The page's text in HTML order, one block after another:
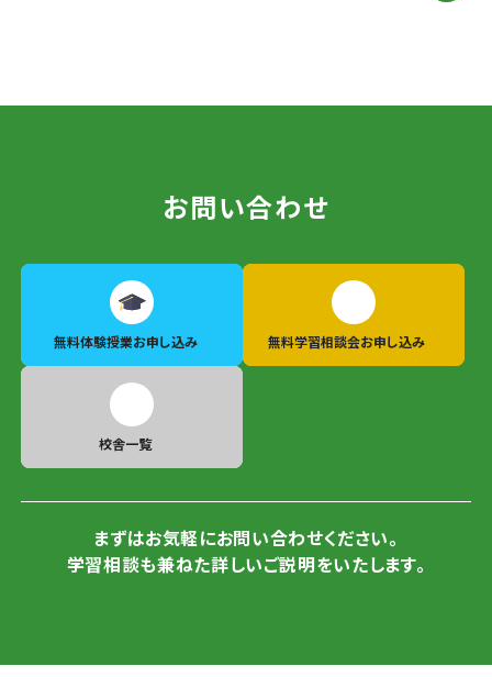
お問い合わせ
無料体験授業お申し込み 無料学習相談会お申し込み
校舎一覧
まずはお気軽にお問い合わせください。
学習相談も兼ねた詳しいご説明をいたします。